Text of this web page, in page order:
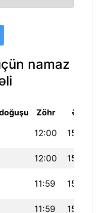
namaz
Zöhr Əsr
12:00 15:59
12:00 15:59
11:59 15:58
11:59 15:58